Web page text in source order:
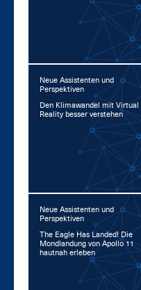
Neue Assistenten und
Perspektiven
Den Kli­ma­wan­del mit Vir­tu­al
Rea­li­ty bes­ser ver­ste­hen
Neue Assistenten und
Perspektiven
The Ea­gle Has Lan­ded! Die
Mond­lan­dung von Apol­lo 11
haut­nah er­le­ben